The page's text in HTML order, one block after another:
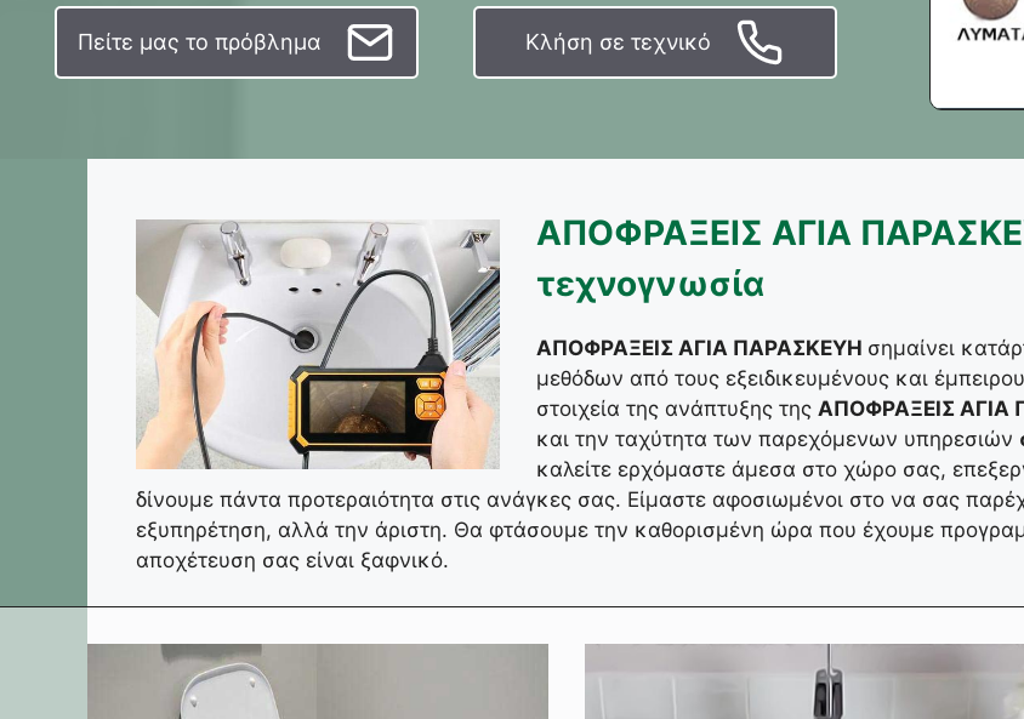
Πείτε μας το πρόβλημα Κλήση σε τεχνικό
ΑΠΟΦΡΑΞΕΙΣ ΑΓΙΑ
τεχνογνωσία
ΑΠΟΦΡΑΞΕΙΣ ΑΓΙΑ ΠΑΡΑΣΚΕΥΗ σημαίνει
μεθόδων από τους εξειδικευμένους και
στοιχεία της ανάπτυξης της ΑΠΟΦΡΑΞΕΙΣ ΑΓΙΑ
και την ταχύτητα των παρεχόμενων υπηρεσιών
καλείτε ερχόμαστε άμεσα στο χώρο σας,
δίνουμε πάντα προτεραιότητα στις ανάγκες σας. Είμαστε αφοσιωμένοι στο να σας
εξυπηρέτηση, αλλά την άριστη. Θα φτάσουμε την καθορισμένη ώρα που έχουμε
αποχέτευση σας είναι ξαφνικό.